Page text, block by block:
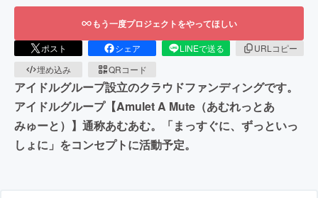
もう一度プロジェクトをやってほしい
ポスト シェア LINEで送る
URLコピー
埋め込み
QRコード
アイドルグループ設立のクラウドファンディングです。
アイドルグループ【Amulet A Mute（あむれっとあ
みゅーと）】通称あむあむ。「まっすぐに、ずっといっ
しょに」をコンセプトに活動予定。